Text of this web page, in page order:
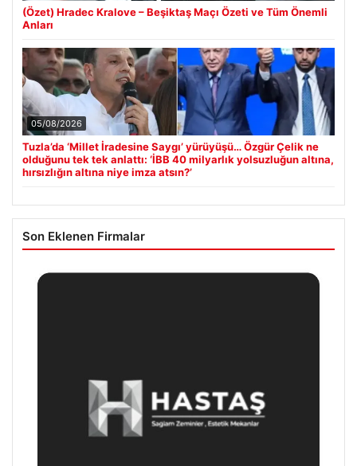
(Özet) Hradec Kralove – Beşiktaş Maçı Özeti ve Tüm Önemli
Anları
05/08/2026
Tuzla’da ‘Millet İradesine Saygı’ yürüyüşü… Özgür Çelik ne
olduğunu tek tek anlattı: ‘İBB 40 milyarlık yolsuzluğun altına,
hırsızlığın altına niye imza atsın?’
Son Eklenen Firmalar